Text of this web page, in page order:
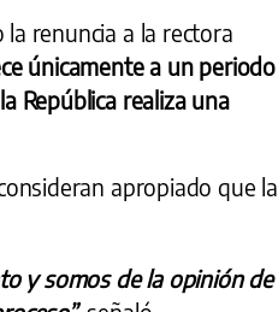
renuncia a la rectora
únicamente a un periodo
Repúblicarealiza una
apropiado que la
y somos de la opinión de